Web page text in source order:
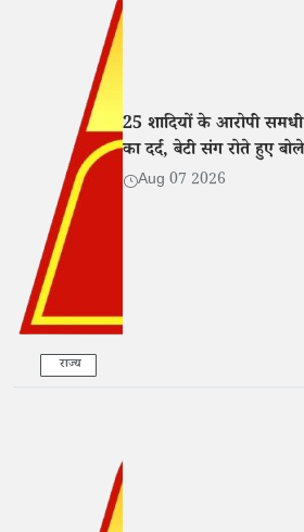
राज्य
25 शादियों के आरोपी
का दर्द, बेटी संग रोते हुए
Aug 07 2026